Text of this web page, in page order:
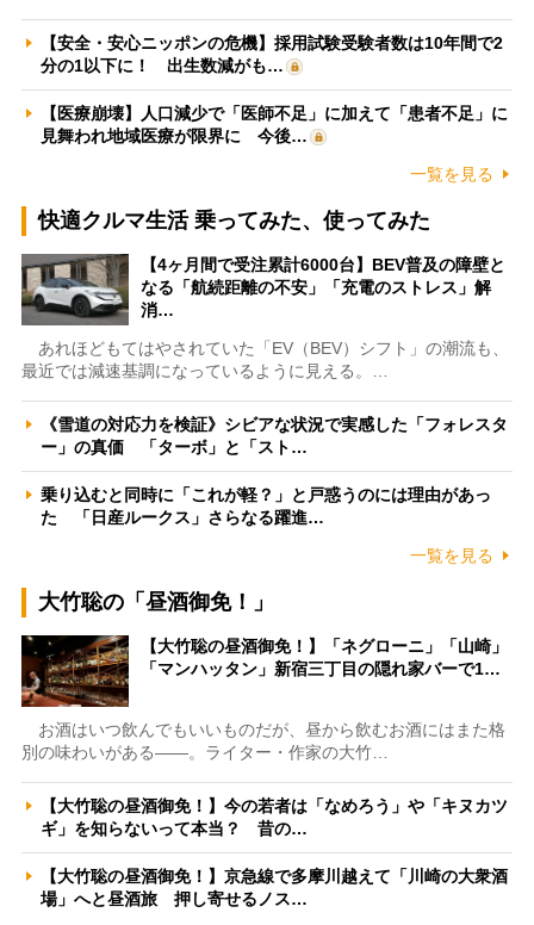
【安全・安心ニッポンの危機】採用試験受験者数は10年間で2
分の1以下に！ 出生数減がも…
【医療崩壊】人口減少で「医師不足」に加えて「患者不足」に
見舞われ地域医療が限界に 今後…
一覧を見る
快適クルマ生活 乗ってみた、使ってみた
【4ヶ月間で受注累計6000台】BEV普及の障壁と
なる「航続距離の不安」「充電のストレス」解
消…
あれほどもてはやされていた「EV（BEV）シフト」の潮流も、
最近では減速基調になっているように見える。…
《雪道の対応力を検証》シビアな状況で実感した「フォレスタ
ー」の真価 「ターボ」と「スト…
乗り込むと同時に「これが軽？」と戸惑うのには理由があっ
た 「日産ルークス」さらなる躍進…
一覧を見る
大竹聡の「昼酒御免！」
【大竹聡の昼酒御免！】「ネグローニ」「山崎」
「マンハッタン」新宿三丁目の隠れ家バーで1…
お酒はいつ飲んでもいいものだが、昼から飲むお酒にはまた格
別の味わいがある――。ライター・作家の大竹…
【大竹聡の昼酒御免！】今の若者は「なめろう」や「キヌカツ
ギ」を知らないって本当？ 昔の…
【大竹聡の昼酒御免！】京急線で多摩川越えて「川崎の大衆酒
場」へと昼酒旅 押し寄せるノス…